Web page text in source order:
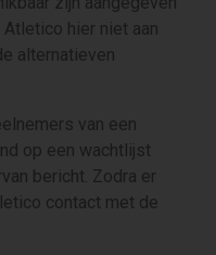
hier niet aan
alternatieven
van een
op een wachtlijst
bericht. Zodra er
contact met de